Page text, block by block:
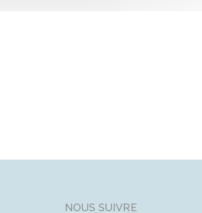
NOUS SUIVRE